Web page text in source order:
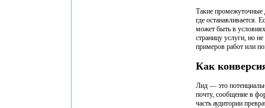
Такие промежуточные
где останавливается.
может быть в
страницу услуги, но
примеров работ или
Как
Лид — это
почту, сообщение в
часть аудитории